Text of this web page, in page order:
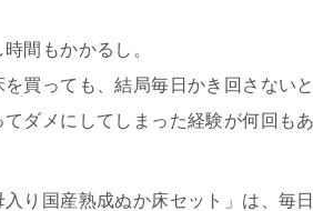
間もかかるし。
買っても、結局毎日かき回さない
ダメにしてしまった経験が何回もあ
り国産熟成ぬか床セット」は、 毎